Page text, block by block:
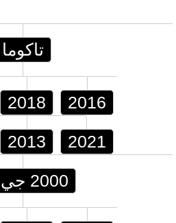
تاكوما
2018 2016
2013 2021
2000 جي تي